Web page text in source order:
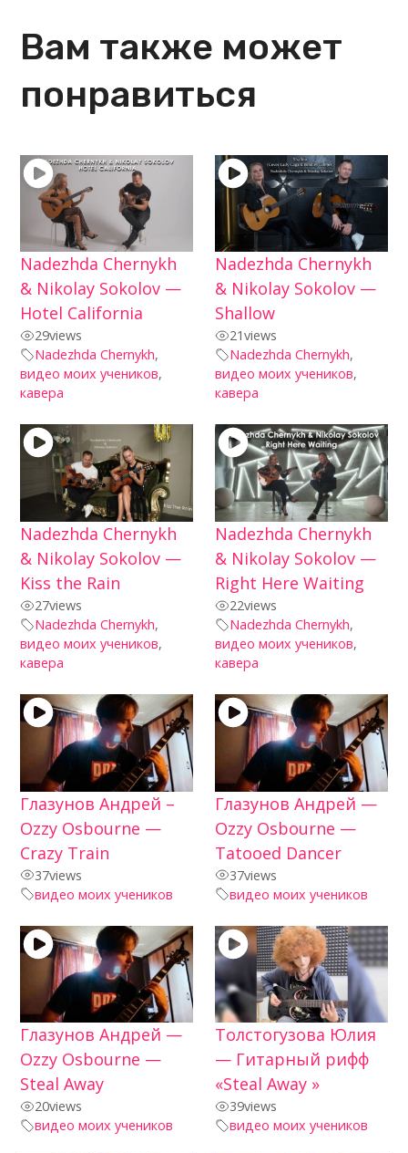
Вам также может
понравиться
Nadezhda Chernykh
& Nikolay Sokolov —
Hotel California
29views
Nadezhda Chernykh,
видео моих учеников,
кавера
Nadezhda Chernykh
& Nikolay Sokolov —
Shallow
21views
Nadezhda Chernykh,
видео моих учеников,
кавера
Nadezhda Chernykh
& Nikolay Sokolov —
Kiss the Rain
27views
Nadezhda Chernykh,
видео моих учеников,
кавера
Nadezhda Chernykh
& Nikolay Sokolov —
Right Here Waiting
22views
Nadezhda Chernykh,
видео моих учеников,
кавера
Глазунов Андрей –
Ozzy Osbourne —
Crazy Train
37views
видео моих учеников
Глазунов Андрей —
Ozzy Osbourne —
Tatooed Dancer
37views
видео моих учеников
Глазунов Андрей —
Ozzy Osbourne —
Steal Away
20views
видео моих учеников
Толстогузова Юлия
— Гитарный рифф
«Steal Away »
39views
видео моих учеников